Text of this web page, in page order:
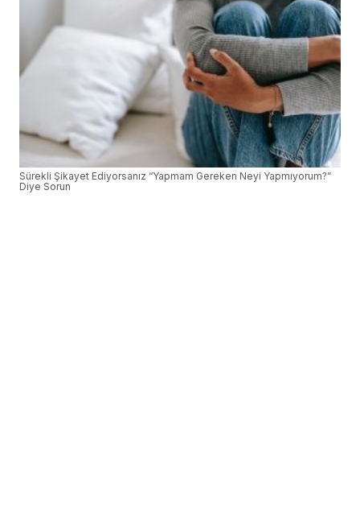
Sürekli Şikayet Ediyorsanız “Yapmam Gereken Neyi Yapmıyorum?”
Diye Sorun